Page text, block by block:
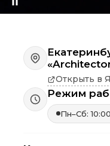
Приостановить
Открыть в
Режим
Пн–Сб: